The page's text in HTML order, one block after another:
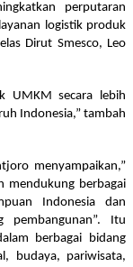
perputaran
logistik produk
Dirut Smesco, Leo
UMKM secara lebih
Indonesia,” tambah
menyampaikan,”
mendukung berbagai
Indonesia dan
pembangunan”. Itu
berbagai bidang
budaya, pariwisata,